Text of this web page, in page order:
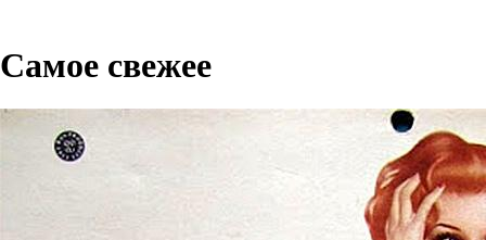
Самое свежее